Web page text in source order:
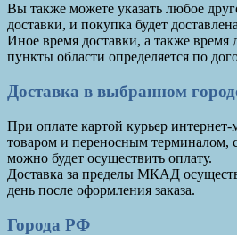
Вы также можете указать любое
доставки, и покупка будет
Иное время доставки, а также время
пункты области определяется по
Доставка в выбранном
При оплате картой курьер интернет-
товаром и переносным терминалом,
можно будет осуществить оплату.
Доставка за пределы МКАД
день после оформления заказа.
Города РФ